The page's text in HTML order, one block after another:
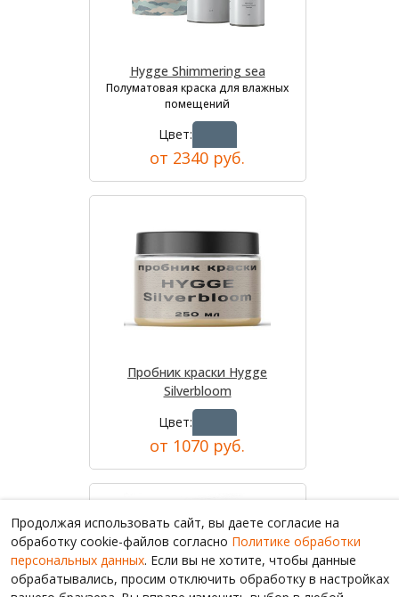
Hygge Shimmering sea
Полуматовая краска для влажных
помещений
Цвет:
от 2340 руб.
Пробник краски Hygge
Silverbloom
Цвет:
от 1070 руб.
Продолжая использовать сайт, вы даете согласие на
обработку cookie-файлов согласно Политике обработки
персональных данных. Если вы не хотите, чтобы данные
обрабатывались, просим отключить обработку в настройках